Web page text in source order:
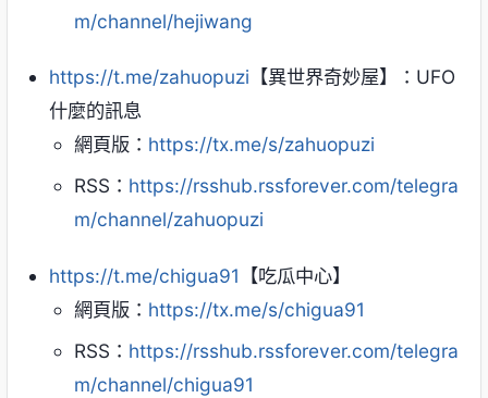
m/channel/hejiwang
https://t.me/zahuopuzi 【異世界奇妙屋】：UFO
什麼的訊息
網頁版： https://tx.me/s/zahuopuzi
RSS： https://rsshub.rssforever.com/telegra
m/channel/zahuopuzi
https://t.me/chigua91 【吃瓜中心】
網頁版： https://tx.me/s/chigua91
RSS： https://rsshub.rssforever.com/telegra
m/channel/chigua91